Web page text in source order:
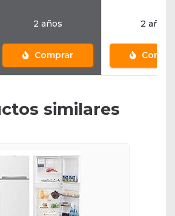
2 años 2 años
Comprar
similares